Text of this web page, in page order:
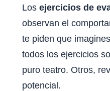
Los ejercicios de
observan el
te piden que
todos los ejercicios
puro teatro. Otros,
potencial.